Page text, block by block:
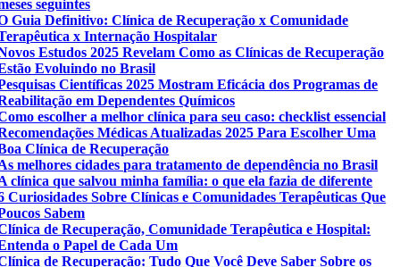
seguintes
Guia Definitivo: Clínica de Recuperação x Comunidade
x Internação Hospitalar
Estudos 2025 Revelam Como as Clínicas de Recuperação
Evoluindo no Brasil
Científicas 2025 Mostram Eficácia dos Programas de
em Dependentes Químicos
escolher a melhor clínica para seu caso: checklist essencial
Médicas Atualizadas 2025 Para Escolher Uma
Clínica de Recuperação
melhores cidades para tratamento de dependência no Brasil
clínica que salvou minha família: o que ela fazia de diferente
Curiosidades Sobre Clínicas e Comunidades Terapêuticas Que
Sabem
de Recuperação, Comunidade Terapêutica e Hospital:
o Papel de Cada Um
de Recuperação: Tudo Que Você Deve Saber Sobre os